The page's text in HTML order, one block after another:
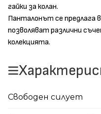
гайки за колан.
Панталонът се предлага
позволяват различни
колекцията.
Свободен силует